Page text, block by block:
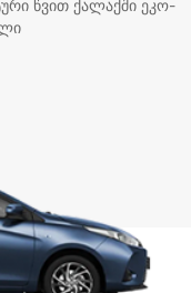
წვით ქალაქში ეკო-